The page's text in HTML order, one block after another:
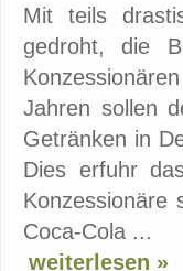
Mit teils
gedroht, die
Jahren sollen
Getränken in
Dies erfuhr
Konzessionäre
Coca-Cola ...
weiterlesen »